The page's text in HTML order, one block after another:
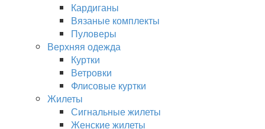
Кардиганы
Вязаные комплекты
Пуловеры
Верхняя одежда
Куртки
Ветровки
Флисовые куртки
Жилеты
Сигнальные жилеты
Женские жилеты